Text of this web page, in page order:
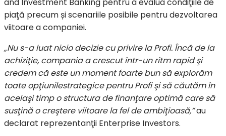
piaţă precum și scenariile posibile pentru dezvoltarea
viitoare a companiei.
„Nu s-a luat nicio decizie cu privirelaProfi. Încădela
achiziţie, compania a crescutîntr-un ritm rapidşi
credemcăeste un moment foarte bunsă explorăm
toateopţiunilestrategice pentru Profişi să căutăm în
acelaşi timpostructuradefinanţare optimă care să
susţinăocreştereviitoarelafel deambiţioasă,”au
declarat reprezentanţii Enterprise Investors.